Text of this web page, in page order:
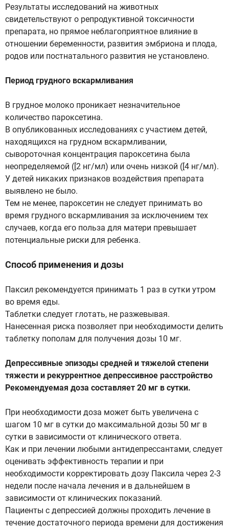
Результаты исследований на животных
свидетельствуют о репродуктивной токсичности
препарата, но прямое неблагоприятное влияние в
отношении беременности, развития эмбриона и плода,
родов или постнатального развития не установлено.
Период грудного вскармливания
В грудное молоко проникает незначительное
количество пароксетина.
В опубликованных исследованиях с участием детей,
находящихся на грудном вскармливании,
сывороточная концентрация пароксетина была
неопределяемой ([2 нг/мл) или очень низкой ([4 нг/мл).
У детей никаких признаков воздействия препарата
выявлено не было.
Тем не менее, пароксетин не следует принимать во
время грудного вскармливания за исключением тех
случаев, когда его польза для матери превышает
потенциальные риски для ребенка.
Способ применения и дозы
Паксил рекомендуется принимать 1 раз в сутки утром
во время еды.
Таблетки следует глотать, не разжевывая.
Нанесенная риска позволяет при необходимости делить
таблетку пополам для получения дозы 10 мг.
Депрессивные эпизоды средней и тяжелой степени
тяжести и рекуррентное депрессивное расстройство
Рекомендуемая доза составляет 20 мг в сутки.
При необходимости доза может быть увеличена с
шагом 10 мг в сутки до максимальной дозы 50 мг в
сутки в зависимости от клинического ответа.
Как и при лечении любыми антидепрессантами, следует
оценивать эффективность терапии и при
необходимости корректировать дозу Паксила через 2-3
недели после начала лечения и в дальнейшем в
зависимости от клинических показаний.
Пациенты с депрессией должны проходить лечение в
течение достаточного периода времени для достижения